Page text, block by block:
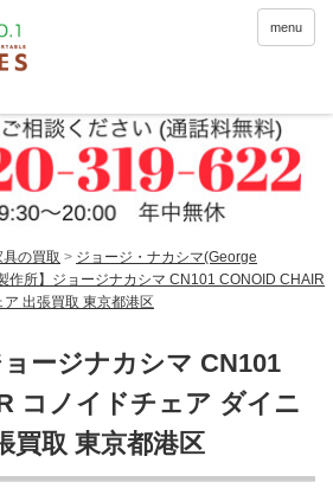
menu
の買取 > ジョージ・ナカシマ(George
製作所】ジョージナカシマ CN101 CONOID CHAIR
出張買取 東京都港区
ョージナカシマ CN101
コノイドチェア ダイニ
買取 東京都港区